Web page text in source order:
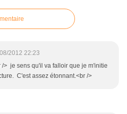
2012 22:23
/> je sens qu'il va falloir que je m'initie
C'est assez étonnant.<br />